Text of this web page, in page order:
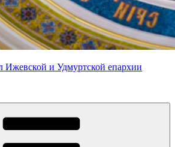
Ижевской и Удмуртской епархии